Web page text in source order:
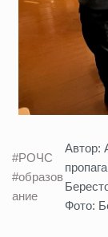
#РОЧС
#образов
ание
Автор:
Фото: